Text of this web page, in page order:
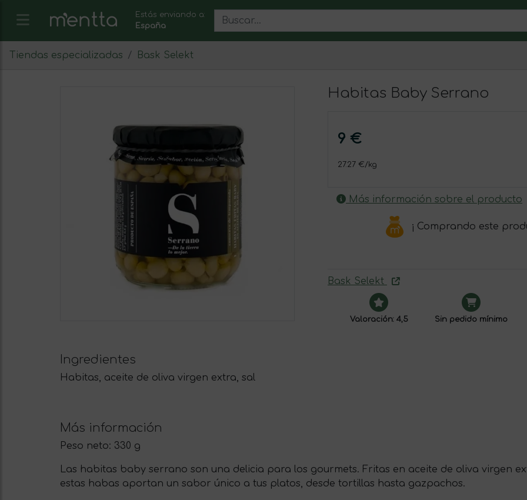
Estás enviando a:
España
Tiendas especializadas Bask Selekt
Habitas Baby Serrano
9 €
27.27 €/kg
Más información sobre el producto
¡ Comprando este
Bask Selekt
Valoración: 4,5 Sin pedido mínimo
Ingredientes
Habitas, aceite de oliva virgen extra, sal
Más información
Peso neto: 330 g
Las habitas baby serrano son una delicia para los gourmets. Fritas en aceite de oliva virgen
estas habas aportan un sabor único a tus platos, desde tortillas hasta gazpachos.